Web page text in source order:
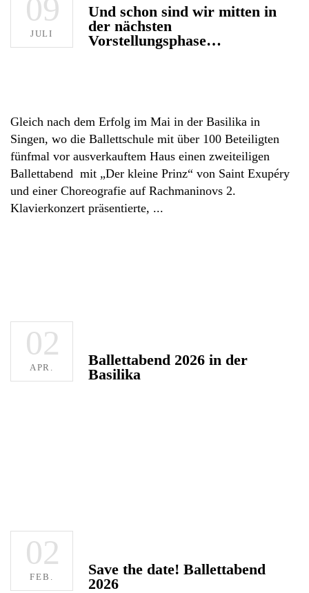
09
JULI
Und schon sind wir mitten in
der nächsten
Vorstellungsphase…
Gleich nach dem Erfolg im Mai in der Basilika in
Singen, wo die Ballettschule mit über 100 Beteiligten
fünfmal vor ausverkauftem Haus einen zweiteiligen
Ballettabend mit „Der kleine Prinz“ von Saint Exupéry
und einer Choreografie auf Rachmaninovs 2.
Klavierkonzert präsentierte,
02
APR.
Ballettabend 2026 in der
Basilika
02
FEB.
Save the date! Ballettabend
2026